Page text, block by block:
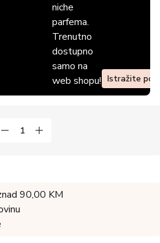
niche
parfema.
Trenutno
dostupno
samo na
web shopu! Istražite
90,00 KM